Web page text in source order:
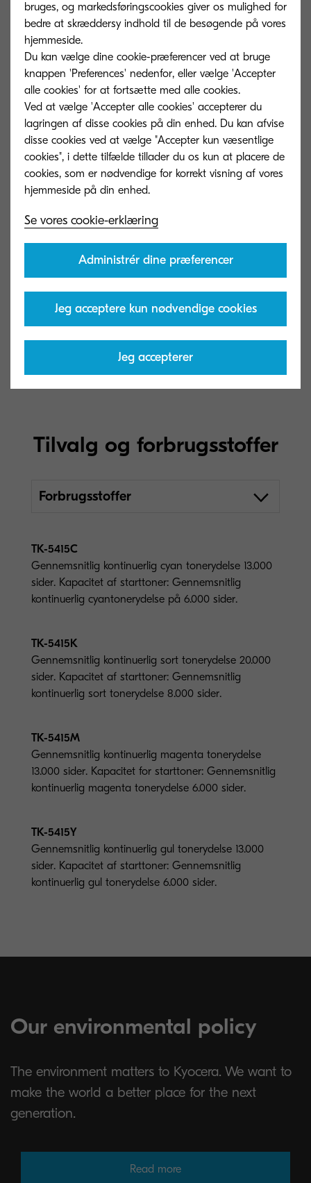
Udskrivningshastighed
Op til 45 sider A4 i minuttet i farver og
s/h
Opvarmningstid
Ca. 26 sekunder eller mindre
Strømforbrug
Udskrivning: 604,1 W Kopiering: 610,1 W
Klar-tilstand: 18,8 W Dvaletilstand: 0,5 W
1 års garanti som standard.** KYOCERA
indtræffer først), forudsat at hver enhed
med serviceinstruktionerne.
Tilvalg og forbrugsstoffer
Forbrugsstoffer
TK-5415C
Gennemsnitlig kontinuerlig cyan tonerydelse 13.000
sider. Kapacitet af starttoner: Gennemsnitlig
kontinuerlig cyantonerydelse på 6.000 sider.
TK-5415K
Gennemsnitlig kontinuerlig sort tonerydelse 20.000
sider. Kapacitet af starttoner: Gennemsnitlig
kontinuerlig sort tonerydelse 8.000 sider.
TK-5415M
Gennemsnitlig kontinuerlig magenta tonerydelse
13.000 sider. Kapacitet for starttoner: Gennemsnitlig
kontinuerlig magenta tonerydelse 6.000 sider.
TK-5415Y
Gennemsnitlig kontinuerlig gul tonerydelse 13.000
sider. Kapacitet af starttoner: Gennemsnitlig
kontinuerlig gul tonerydelse 6.000 sider.
Our environmental policy
The environment matters to Kyocera. We want to
make the world a better place for the next
generation.
Read more
bruges, og markedsføringscookies giver os mulighed for
bedre at skræddersy indhold til de besøgende på vores
hjemmeside.
Du kan vælge dine cookie-præferencer ved at bruge
knappen 'Preferences' nedenfor, eller vælge 'Accepter
alle cookies' for at fortsætte med alle cookies.
Ved at vælge 'Accepter alle cookies' accepterer du
lagringen af ​​disse cookies på din enhed. Du kan afvise
disse cookies ved at vælge "Accepter kun væsentlige
cookies", i dette tilfælde tillader du os kun at placere de
cookies, som er nødvendige for korrekt visning af vores
Se vores cookie-erklæring
Administrér dine præferencer
Jeg acceptere kun nødvendige cookies
Jeg accepterer